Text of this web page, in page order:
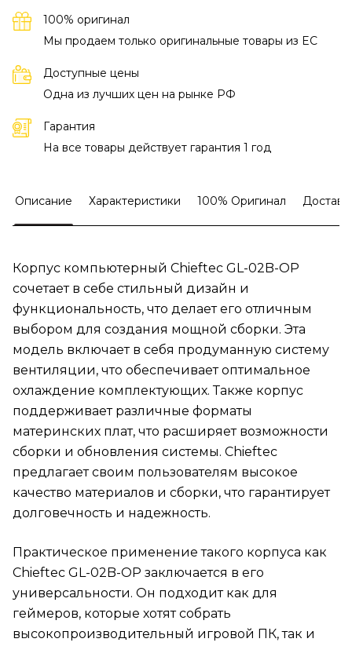
100% оригинал
Мы продаем только оригинальные товары из EC
Доступные цены
Одна из лучших цен на рынке РФ
Гарантия
На все товары действует гарантия 1 год
Описание Характеристики 100% Оригинал
Корпус компьютерный Chieftec GL-02B-OP
сочетает в себе стильный дизайн и
функциональность, что делает его отличным
выбором для создания мощной сборки. Эта
модель включает в себя продуманную систему
вентиляции, что обеспечивает оптимальное
охлаждение комплектующих. Также корпус
поддерживает различные форматы
материнских плат, что расширяет возможности
сборки и обновления системы. Chieftec
предлагает своим пользователям высокое
качество материалов и сборки, что гарантирует
долговечность и надежность.
Практическое применение такого корпуса как
Chieftec GL-02B-OP заключается в его
универсальности. Он подходит как для
геймеров, которые хотят собрать
высокопроизводительный игровой ПК, так и